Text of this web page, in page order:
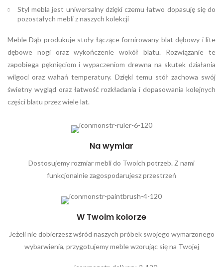
Styl mebla jest uniwersalny dzięki czemu łatwo dopasuję się do
pozostałych mebli z naszych kolekcji
Meble Dąb produkuje stoły łączące fornirowany blat dębowy i lite
dębowe nogi oraz wykończenie wokół blatu. Rozwiązanie te
zapobiega pęknięciom i wypaczeniom drewna na skutek działania
wilgoci oraz wahań temperatury. Dzięki temu stół zachowa swój
świetny wygląd oraz łatwość rozkładania i dopasowania kolejnych
części blatu przez wiele lat.
Na wymiar
Dostosujemy rozmiar mebli do Twoich potrzeb. Z nami
funkcjonalnie zagospodarujesz przestrzeń
W Twoim kolorze
Jeżeli nie dobierzesz wśród naszych próbek swojego wymarzonego
wybarwienia, przygotujemy meble wzorując się na Twojej